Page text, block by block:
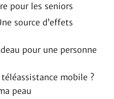
pour les seniors
source d’effets
pour une personne
mobile ?
peau